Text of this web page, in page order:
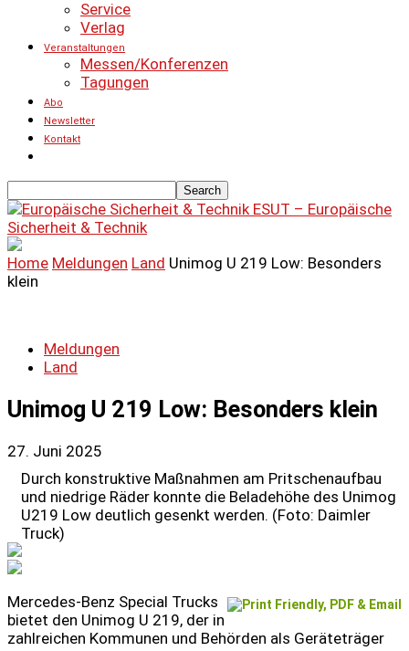
Service
Verlag
Veranstaltungen
Messen/Konferenzen
Tagungen
Abo
Newsletter
Kontakt
ESUT – Europäische
Sicherheit & Technik
Home Meldungen Land Unimog U 219 Low: Besonders
klein
Meldungen
Land
Unimog U 219 Low: Besonders klein
27. Juni 2025
Durch konstruktive Maßnahmen am Pritschenaufbau
und niedrige Räder konnte die Beladehöhe des Unimog
U219 Low deutlich gesenkt werden. (Foto: Daimler
Truck)
Mercedes-Benz Special Trucks
bietet den Unimog U 219, der in
zahlreichen Kommunen und Behörden als Geräteträger